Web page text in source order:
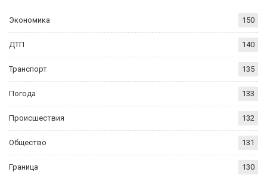
Экономика 150
ДТП 140
Транспорт 135
Погода 133
Происшествия 132
Общество 131
Граница 130